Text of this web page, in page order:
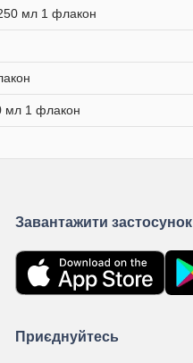
мл 1 флакон
мл 1 флакон
Завантажити застосунок
Приєднуйтесь